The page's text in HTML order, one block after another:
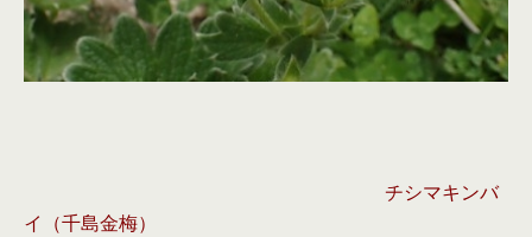
チシマキンバ
イ（千島金梅）